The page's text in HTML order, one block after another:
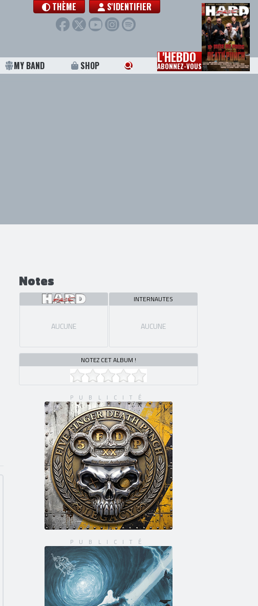
THÈME S'IDENTIFIER
MY BAND SHOP L'HEBDO
ABONNEZ-VOUS
Notes
AUCUNE
INTERNAUTES
AUCUNE
NOTEZ CET ALBUM !